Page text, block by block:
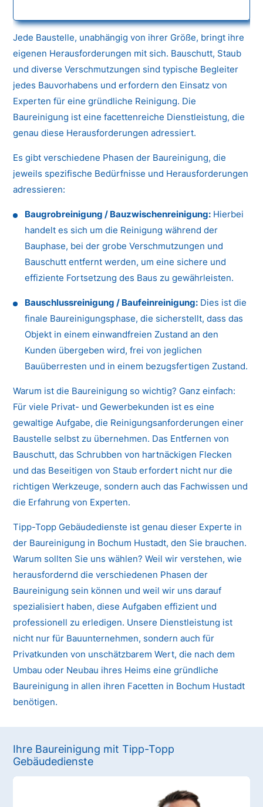
Jede Baustelle, unabhängig von ihrer Größe, bringt ihre
eigenen Herausforderungen mit sich. Bauschutt, Staub
und diverse Verschmutzungen sind typische Begleiter
jedes Bauvorhabens und erfordern den Einsatz von
Experten für eine gründliche Reinigung. Die
Baureinigung ist eine facettenreiche Dienstleistung, die
genau diese Herausforderungen adressiert.
Es gibt verschiedene Phasen der Baureinigung, die
jeweils spezifische Bedürfnisse und Herausforderungen
adressieren:
Baugrobreinigung / Bauzwischenreinigung: Hierbei
handelt es sich um die Reinigung während der
Bauphase, bei der grobe Verschmutzungen und
Bauschutt entfernt werden, um eine sichere und
effiziente Fortsetzung des Baus zu gewährleisten.
Bauschlussreinigung / Baufeinreinigung: Dies ist die
finale Baureinigungsphase, die sicherstellt, dass das
Objekt in einem einwandfreien Zustand an den
Kunden übergeben wird, frei von jeglichen
Bauüberresten und in einem bezugsfertigen Zustand.
Warum ist die Baureinigung so wichtig? Ganz einfach:
Für viele Privat- und Gewerbekunden ist es eine
gewaltige Aufgabe, die Reinigungsanforderungen einer
Baustelle selbst zu übernehmen. Das Entfernen von
Bauschutt, das Schrubben von hartnäckigen Flecken
und das Beseitigen von Staub erfordert nicht nur die
richtigen Werkzeuge, sondern auch das Fachwissen und
die Erfahrung von Experten.
Tipp-Topp Gebäudedienste ist genau dieser Experte in
der Baureinigung in Bochum Hustadt, den Sie brauchen.
Warum sollten Sie uns wählen? Weil wir verstehen, wie
herausfordernd die verschiedenen Phasen der
Baureinigung sein können und weil wir uns darauf
spezialisiert haben, diese Aufgaben effizient und
professionell zu erledigen. Unsere Dienstleistung ist
nicht nur für Bauunternehmen, sondern auch für
Privatkunden von unschätzbarem Wert, die nach dem
Umbau oder Neubau ihres Heims eine gründliche
Baureinigung in allen ihren Facetten in Bochum Hustadt
benötigen.
Ihre Baureinigung mit Tipp-Topp
Gebäudedienste